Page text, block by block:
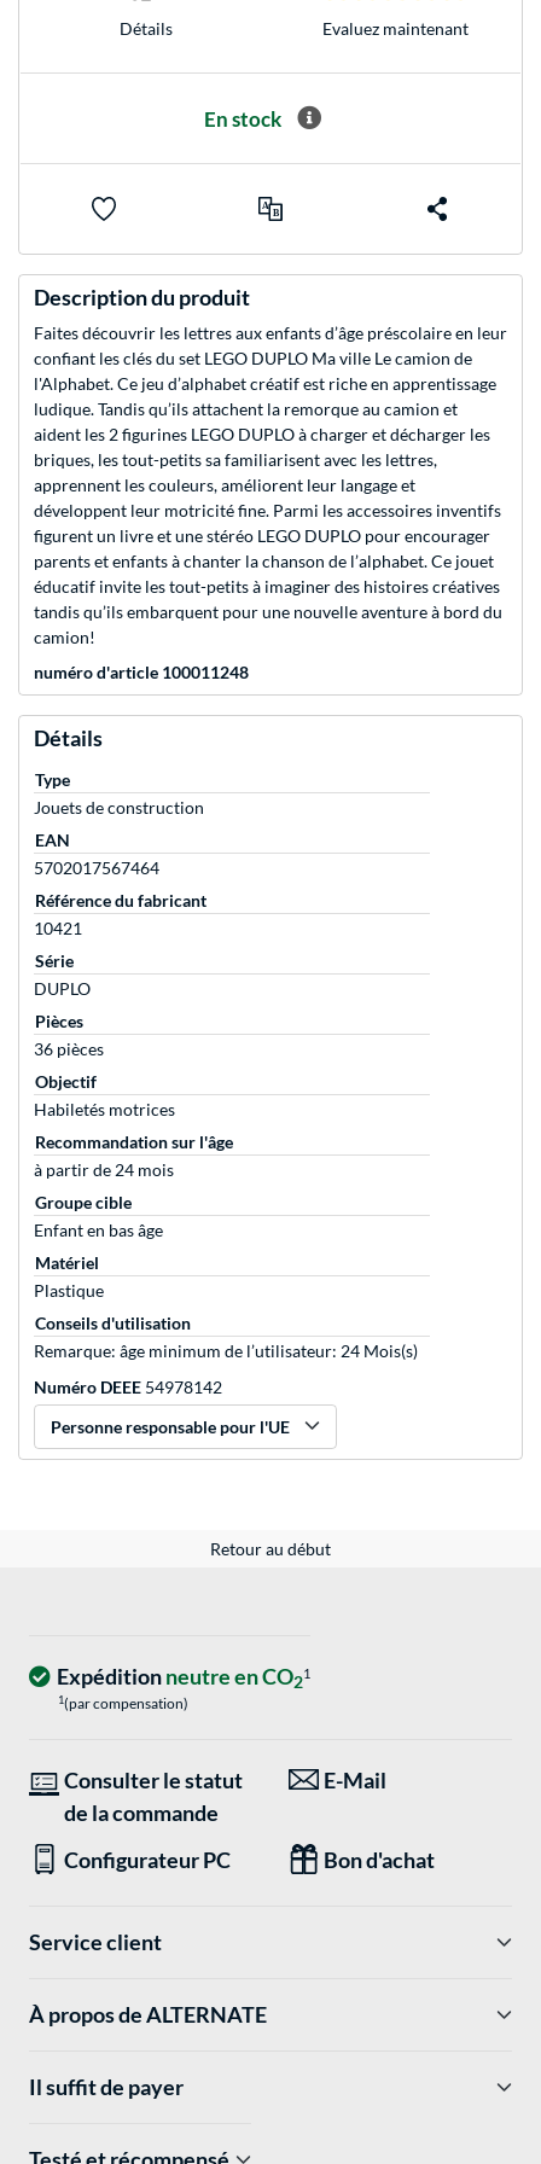
Détails Evaluez maintenant
En stock
Description du produit
Faites découvrir les lettres aux enfants d’âge préscolaire en leur
confiant les clés du set LEGO DUPLO Ma ville Le camion de
l'Alphabet. Ce jeu d’alphabet créatif est riche en apprentissage
ludique. Tandis qu’ils attachent la remorque au camion et
aident les 2 figurines LEGO DUPLO à charger et décharger les
briques, les tout-petits sa familiarisent avec les lettres,
apprennent les couleurs, améliorent leur langage et
développent leur motricité fine. Parmi les accessoires inventifs
figurent un livre et une stéréo LEGO DUPLO pour encourager
parents et enfants à chanter la chanson de l’alphabet. Ce jouet
éducatif invite les tout-petits à imaginer des histoires créatives
tandis qu’ils embarquent pour une nouvelle aventure à bord du
camion!
numéro d'article 100011248
Détails
Type
Jouets de construction
EAN
5702017567464
Référence du fabricant
10421
Série
DUPLO
Pièces
36 pièces
Objectif
Habiletés motrices
Recommandation sur l'âge
à partir de 24 mois
Groupe cible
Enfant en bas âge
Matériel
Plastique
Conseils d'utilisation
Remarque: âge minimum de l’utilisateur: 24 Mois(s)
Numéro DEEE 54978142
Personne responsable pour l'UE
Retour au début
Expéditionneutre en CO21
1(par compensation)
Consulter le statut
de la commande
E-Mail
Configurateur PC Bon d'achat
Service client
À propos de ALTERNATE
Il suffit de payer